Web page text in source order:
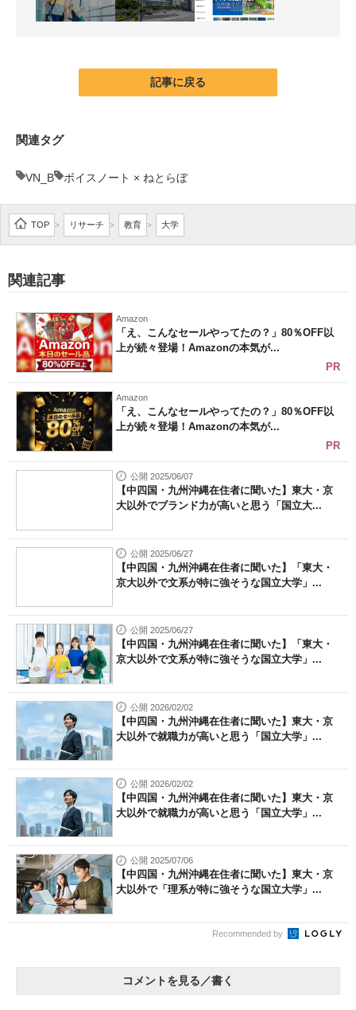
記事に戻る
関連タグ
VN_B ボイスノート × ねとらぼ
TOP > リサーチ > 教育 > 大学
関連記事
Amazon
「え、こんなセールやってたの？」80％OFF以
上が続々登場！Amazonの本気が...
PR
Amazon
「え、こんなセールやってたの？」80％OFF以
上が続々登場！Amazonの本気が...
PR
公開 2025/06/07
【中四国・九州沖縄在住者に聞いた】東大・京
大以外でブランド力が高いと思う「国立大...
公開 2025/06/27
【中四国・九州沖縄在住者に聞いた】「東大・
京大以外で文系が特に強そうな国立大学」...
公開 2025/06/27
【中四国・九州沖縄在住者に聞いた】「東大・
京大以外で文系が特に強そうな国立大学」...
公開 2026/02/02
【中四国・九州沖縄在住者に聞いた】東大・京
大以外で就職力が高いと思う「国立大学」...
公開 2026/02/02
【中四国・九州沖縄在住者に聞いた】東大・京
大以外で就職力が高いと思う「国立大学」...
公開 2025/07/06
【中四国・九州沖縄在住者に聞いた】東大・京
大以外で「理系が特に強そうな国立大学」...
Recommended by
コメントを見る／書く